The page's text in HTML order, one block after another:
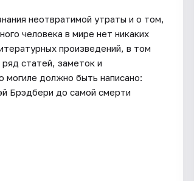
неотвратимой утраты и о том,
человека в мире нет никаких
произведений, в том
статей, заметок и
могиле должно быть написано:
Брэдбери до самой смерти